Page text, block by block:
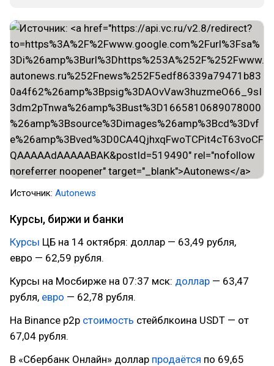
Источник: Autonews
Курсы, биржи и банки
Курсы ЦБ на 14 октября: доллар — 63,49 рубля,
евро — 62,59 рубля.
Курсы на Мосбирже на 07:37 мск: доллар — 63,47
рубля, евро — 62,78 рубля.
На Binance p2p стоимость стейблкоина USDT — от
67,04 рубля.
В «Сбербанк Онлайн» доллар продаётся по 69,65